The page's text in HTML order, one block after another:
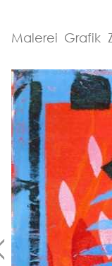
Malerei Grafik